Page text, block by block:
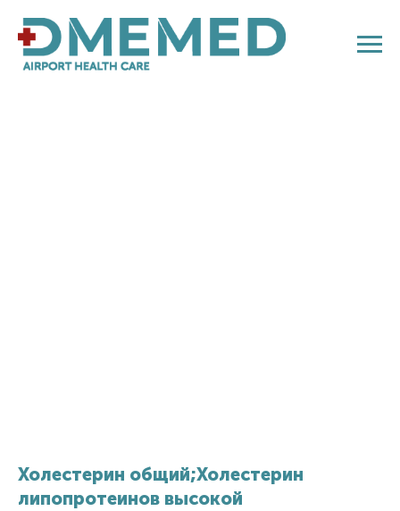
Холестерин общий;Холестерин
липопротеинов высокой